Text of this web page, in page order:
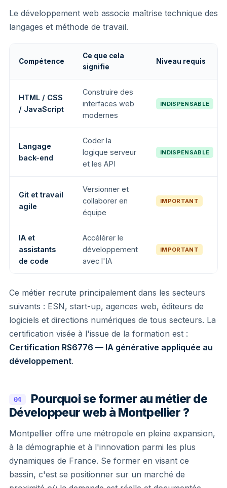
Le développement web associe maîtrise technique des
langages et méthode de travail.
Compétence
Ce que cela
signifie
Niveau requis
HTML / CSS
/ JavaScript
Construire des
interfaces web
modernes
INDISPENSABLE
Langage
back-end
Coder la
logique serveur
et les API
INDISPENSABLE
Git et travail
agile
Versionner et
collaborer en
équipe
IMPORTANT
IA et
assistants
de code
Accélérer le
développement
avec l'IA
IMPORTANT
Ce métier recrute principalement dans les secteurs
suivants : ESN, start-up, agences web, éditeurs de
logiciels et directions numériques de tous secteurs. La
certification visée à l'issue de la formation est :
Certification RS6776 — IA générative appliquée au
développement.
04
Pourquoi se former au métier de
Développeur web à Montpellier ?
Montpellier offre une métropole en pleine expansion,
à la démographie et à l'innovation parmi les plus
dynamiques de France. Se former en visant ce
bassin, c'est se positionner sur un marché de